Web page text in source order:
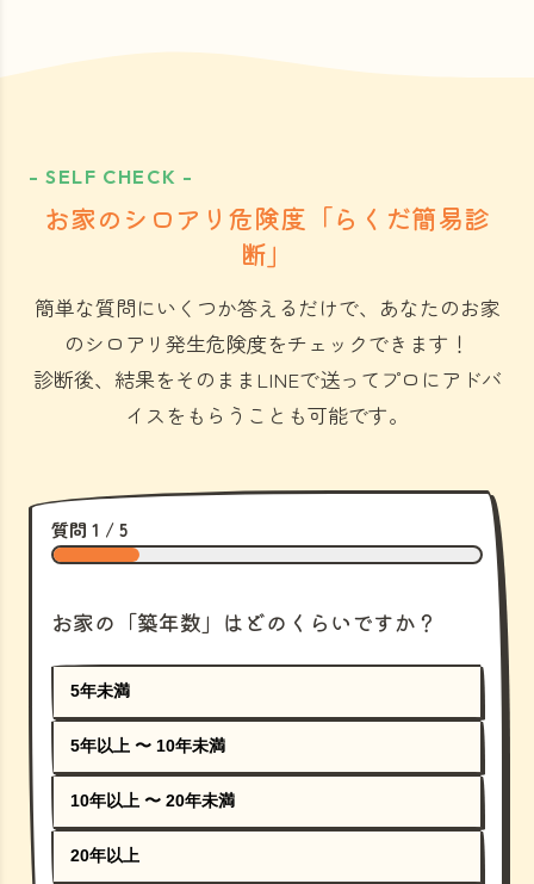
- SELF CHECK -
お家のシロアリ危険度「らくだ簡易診
断」
簡単な質問にいくつか答えるだけで、あなたのお家
のシロアリ発生危険度をチェックできます！
診断後、結果をそのままLINEで送ってプロにアドバ
イスをもらうことも可能です。
質問 1 / 5
お家の「築年数」はどのくらいですか？
5年未満
5年以上 〜 10年未満
10年以上 〜 20年未満
20年以上